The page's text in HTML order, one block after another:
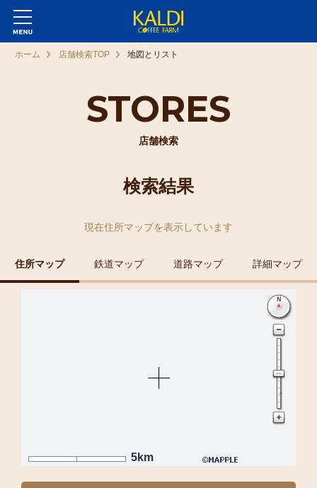
STORES
店舗検索
ホーム 店舗検索TOP 地図とリスト
検索結果
現在住所マップを表示しています
住所マップ 鉄道マップ 道路マップ 詳細マップ
5km